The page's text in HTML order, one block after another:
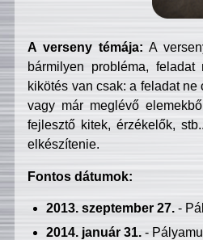
A verseny témája: A
bármilyen probléma, feladat
kikötés van csak: a feladat
vagy már meglévő
fejlesztő kitek, érzékelők,
elkészítenie.
Fontos dátumok:
2013. szeptember 27.-
2014. január 31.-